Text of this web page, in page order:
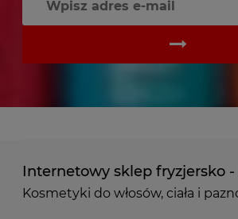
Internetowy sklep fryzjersko
Kosmetyki do włosów, ciała i